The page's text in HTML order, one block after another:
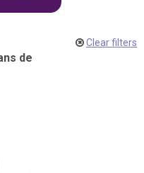
de
Clear filters